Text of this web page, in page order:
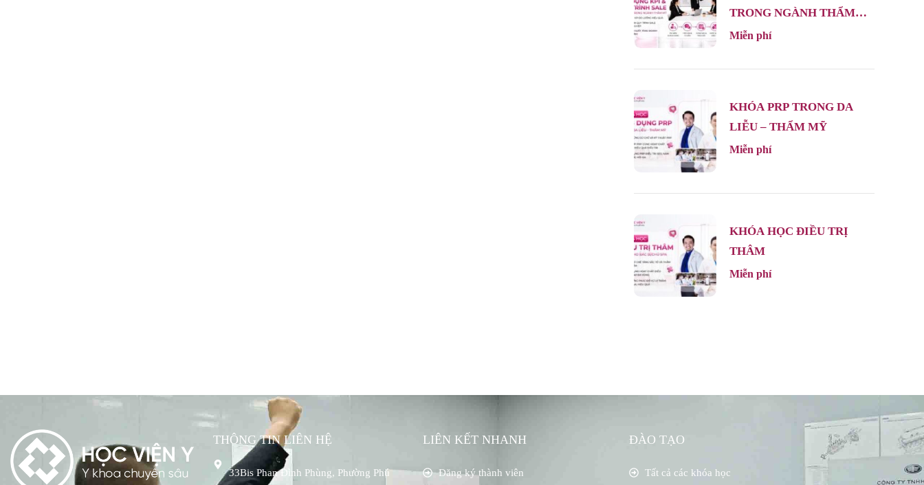
TRONG NGÀNH THẨM
MỸ
Miễn phí
KHÓA PRP TRONG DA
LIỄU – THẨM MỸ
Miễn phí
KHÓA HỌC ĐIỀU TRỊ
THÂM
Miễn phí
THÔNG TIN LIÊN HỆ
33Bis Phan Đình Phùng, Phường Phú
LIÊN KẾT NHANH
Đăng ký thành viên
ĐÀO TẠO
Tất cả các khóa học